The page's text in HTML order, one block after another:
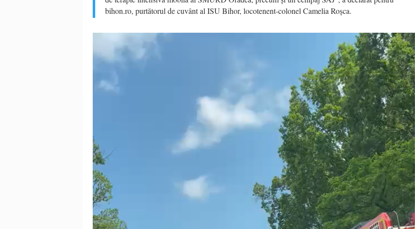
bihon.ro, purtătorul de cuvânt al ISU Bihor, locotenent-colonel Camelia Roșca.
Player